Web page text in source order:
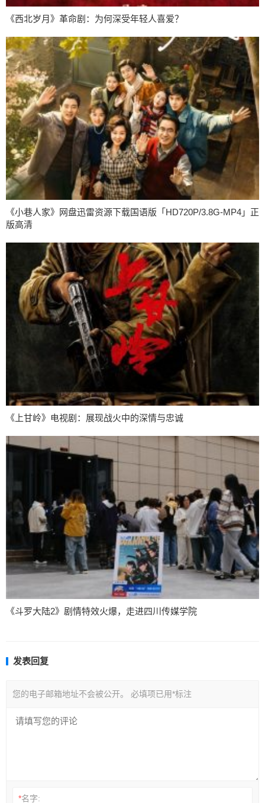
《西北岁月》革命剧：为何深受年轻人喜爱？
《小巷人家》网盘迅雷资源下载国语版「HD720P/3.8G-MP4」正
版高清
《上甘岭》电视剧：展现战火中的深情与忠诚
《斗罗大陆2》剧情特效火爆，走进四川传媒学院
发表回复
您的电子邮箱地址不会被公开。 必填项已用*标注
*名字: